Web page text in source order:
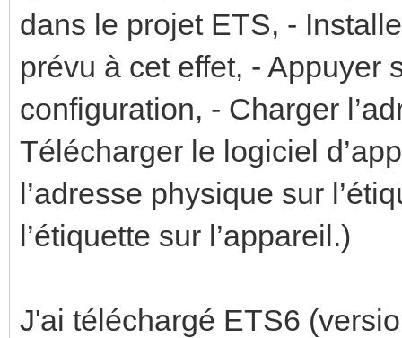
dans le projet ETS, -
prévu à cet effet, - Appuyer
configuration, - Charger
Télécharger le logiciel
l’adresse physique sur
l’étiquette sur l’appareil.)
J'ai téléchargé ETS6